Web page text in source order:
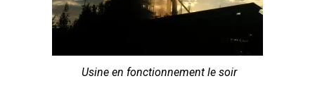
Usine en fonctionnement le soir